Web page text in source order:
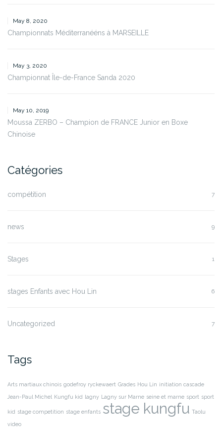
May 8, 2020
Championnats Méditerranééns à MARSEILLE
May 3, 2020
Championnat Île-de-France Sanda 2020
May 10, 2019
Moussa ZERBO – Champion de FRANCE Junior en Boxe
Chinoise
Catégories
compétition 7
news 9
Stages 1
stages Enfants avec Hou Lin 6
Uncategorized 7
Tags
Arts martiaux chinois godefroy ryckewaert Grades Hou Lin initiation cascade
Jean-Paul Michel Kungfu kid lagny Lagny sur Marne seine et marne sport sport
kid stage competition stage enfants stage kungfu Taolu
video